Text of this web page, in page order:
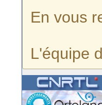
En vous
L'équipe